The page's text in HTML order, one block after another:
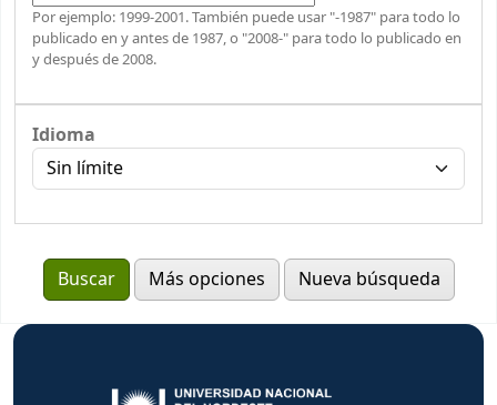
Por ejemplo: 1999-2001. También puede usar "-1987" para todo lo
publicado en y antes de 1987, o "2008-" para todo lo publicado en
y después de 2008.
Idioma
Más opciones Nueva búsqueda